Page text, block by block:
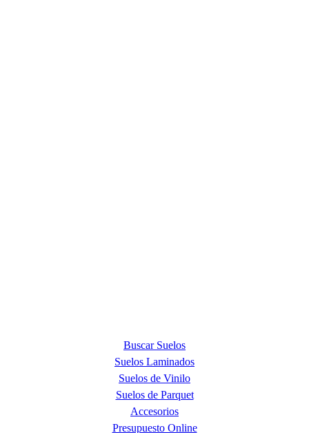
Buscar Suelos
Suelos Laminados
Suelos de Vinilo
Suelos de Parquet
Accesorios
Presupuesto Online